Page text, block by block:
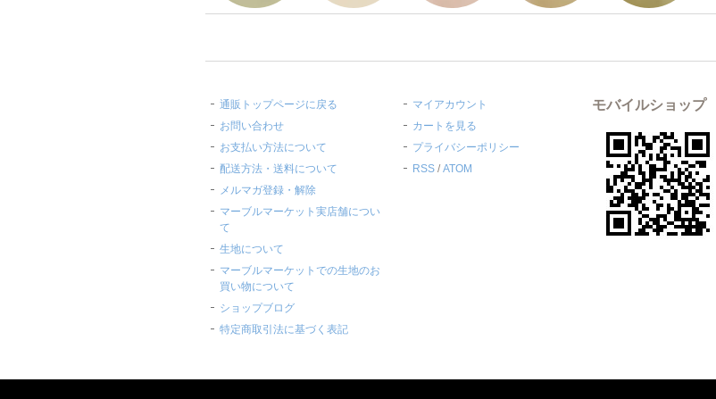
通販トップページに戻る
お問い合わせ
お支払い方法について
配送方法・送料について
メルマガ登録・解除
マーブルマーケット実店舗につい
て
生地について
マーブルマーケットでの生地のお
買い物について
ショップブログ
特定商取引法に基づく表記
マイアカウント
カートを見る
プライバシーポリシー
RSS /ATOM
モバイルショップ